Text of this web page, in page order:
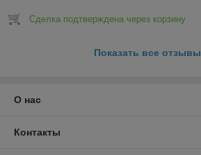
Сделка подтверждена через корзину
Показать все отзывы
О нас
Контакты